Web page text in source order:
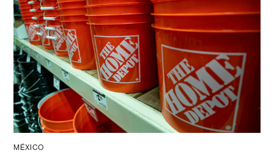
MÉXICO